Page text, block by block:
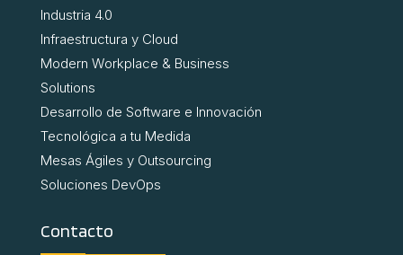
Industria 4.0
Infraestructura y Cloud
Modern Workplace & Business
Solutions
Desarrollo de Software e Innovación
Tecnológica a tu Medida
Mesas Ágiles y Outsourcing
Soluciones DevOps
Contacto